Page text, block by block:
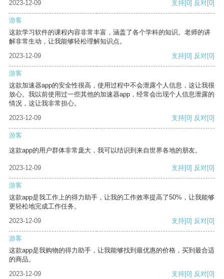
2023-12-09 支持[0] 反对[0]
游客
这款学习软件的课程内容非常丰富，涵盖了各个学科的知识。老师的讲
解非常生动，让我能够轻松理解知识点。
2023-12-09
支持[0] 反对[0]
游客
这款加速器app的安全性很高，使用过程中不会泄露个人信息，这让我很
放心。我以前使用过一些其他的加速器app，经常会出现个人信息泄露的
情况，这让我非常担心。
2023-12-09
支持[0] 反对[0]
游客
这款app的用户群体非常庞大，我可以结识到来自世界各地的朋友。
2023-12-09 支持[0] 反对[0]
游客
这款app是我工作上的得力助手，让我的工作效率提高了50%，让我能够
更轻松地完成工作任务。
2023-12-09
支持[0] 反对[0]
游客
这款app是我购物的得力助手，让我能够找到最优惠的价格，买到最合适
的商品。
2023-12-09
支持[0] 反对[0]